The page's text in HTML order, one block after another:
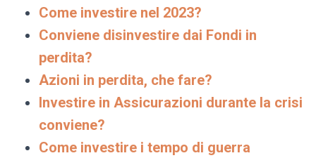
Come investire nel 2023?
Conviene disinvestire dai Fondi in
perdita?
Azioni in perdita, che fare?
Investire in Assicurazioni durante la crisi
conviene?
Come investire i tempo di guerra